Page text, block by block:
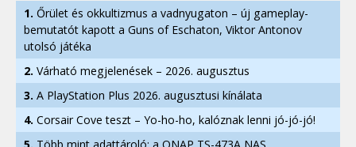
1. Őrület és okkultizmus a vadnyugaton – új gameplay-
bemutatót kapott a Guns of Eschaton, Viktor Antonov
utolsó játéka
2. Várható megjelenések – 2026. augusztus
3. A PlayStation Plus 2026. augusztusi kínálata
4. Corsair Cove teszt – Yo-ho-ho, kalóznak lenni jó-jó-jó!